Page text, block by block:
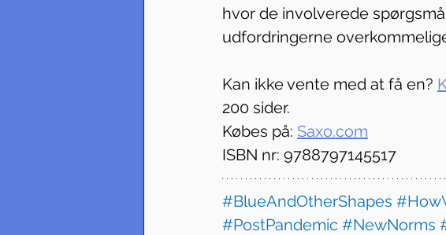
hvor de involverede
udfordringerne
Kan ikke vente med at få en?
200 sider.
Købes på: Saxo.com
ISBN nr: 9788797145517
#BlueAndOtherShapes
#PostPandemic #NewNorms